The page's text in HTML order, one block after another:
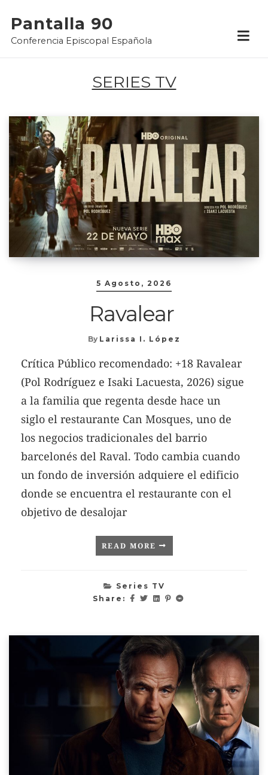
content
Pantalla 90
Conferencia Episcopal Española
SERIES TV
5 Agosto, 2026
Ravalear
By Larissa I. López
Crítica Público recomendado: +18 Ravalear
(Pol Rodríguez e Isaki Lacuesta, 2026) sigue
a la familia que regenta desde hace un
siglo el restaurante Can Mosques, uno de
los negocios tradicionales del barrio
barcelonés del Raval. Todo cambia cuando
un fondo de inversión adquiere el edificio
donde se encuentra el restaurante con el
objetivo de desalojar
READ MORE
Series TV
Share: